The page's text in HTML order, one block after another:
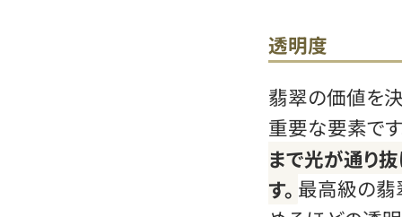
透明度
翡翠の価値を
重要な要素です
まで光が通り
す。 最高級の翡